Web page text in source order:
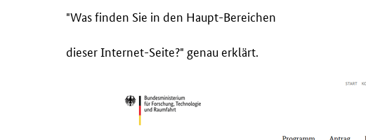
"Was finden Sie in den Haupt-Bereichen
dieser Internet-Seite?" genau erklärt.